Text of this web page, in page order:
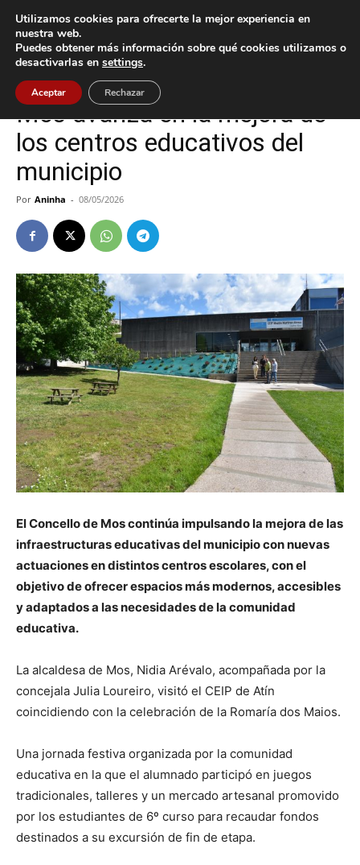
Inicio Mos
Mos Tecnología
Mos avanza en la mejora de
los centros educativos del
municipio
Por Aninha - 08/05/2026
El Concello de Mos continúa impulsando la mejora de las
infraestructuras educativas del municipio con nuevas
actuaciones en distintos centros escolares, con el
objetivo de ofrecer espacios más modernos, accesibles
y adaptados a las necesidades de la comunidad
educativa.
La alcaldesa de Mos, Nidia Arévalo, acompañada por la
concejala Julia Loureiro, visitó el CEIP de Atín
coincidiendo con la celebración de la Romaría dos Maios.
Una jornada festiva organizada por la comunidad
educativa en la que el alumnado participó en juegos
tradicionales, talleres y un mercado artesanal promovido
por los estudiantes de 6º curso para recaudar fondos
destinados a su excursión de fin de etapa.
Utilizamos cookies para ofrecerte la mejor experiencia en
nuestra web.
Puedes obtener más información sobre qué cookies utilizamos o
desactivarlas en settings.
Aceptar Rechazar